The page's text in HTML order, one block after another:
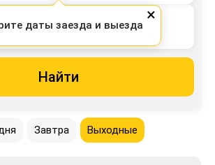
0 детей
Найти
Завтра Выходные
×
даты заезда и выезда